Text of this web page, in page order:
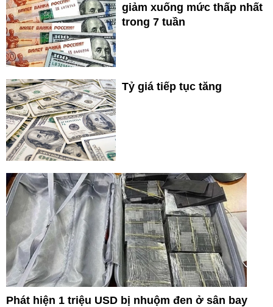
giảm xuống mức thấp nhất
trong 7 tuần
Tỷ giá tiếp tục tăng
Phát hiện 1 triệu USD bị nhuộm đen ở sân bay